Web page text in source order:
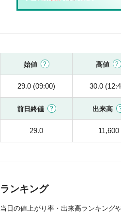
始値 高値
29.0 (09:00) 30.0
前日終値 出来高
29.0 11,600
ランキング
当日の値上がり率・出来高ランキング